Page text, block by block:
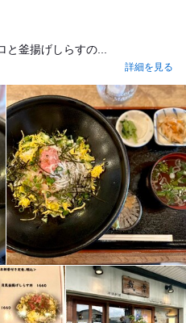
と釜揚げしらすの...
詳細を見る